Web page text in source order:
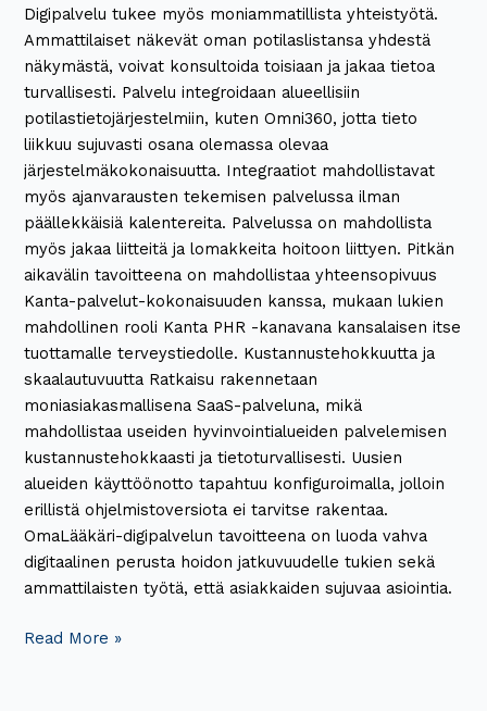
Digipalvelu tukee myös moniammatillista yhteistyötä.
Ammattilaiset näkevät oman potilaslistansa yhdestä
näkymästä, voivat konsultoida toisiaan ja jakaa tietoa
turvallisesti. Palvelu integroidaan alueellisiin
potilastietojärjestelmiin, kuten Omni360, jotta tieto
liikkuu sujuvasti osana olemassa olevaa
järjestelmäkokonaisuutta. Integraatiot mahdollistavat
myös ajanvarausten tekemisen palvelussa ilman
päällekkäisiä kalentereita. Palvelussa on mahdollista
myös jakaa liitteitä ja lomakkeita hoitoon liittyen. Pitkän
aikavälin tavoitteena on mahdollistaa yhteensopivuus
Kanta-palvelut-kokonaisuuden kanssa, mukaan lukien
mahdollinen rooli Kanta PHR -kanavana kansalaisen itse
tuottamalle terveystiedolle. Kustannustehokkuutta ja
skaalautuvuutta Ratkaisu rakennetaan
moniasiakasmallisena SaaS-palveluna, mikä
mahdollistaa useiden hyvinvointialueiden palvelemisen
kustannustehokkaasti ja tietoturvallisesti. Uusien
alueiden käyttöönotto tapahtuu konfiguroimalla, jolloin
erillistä ohjelmistoversiota ei tarvitse rakentaa.
OmaLääkäri-digipalvelun tavoitteena on luoda vahva
digitaalinen perusta hoidon jatkuvuudelle tukien sekä
ammattilaisten työtä, että asiakkaiden sujuvaa asiointia.
Read More »